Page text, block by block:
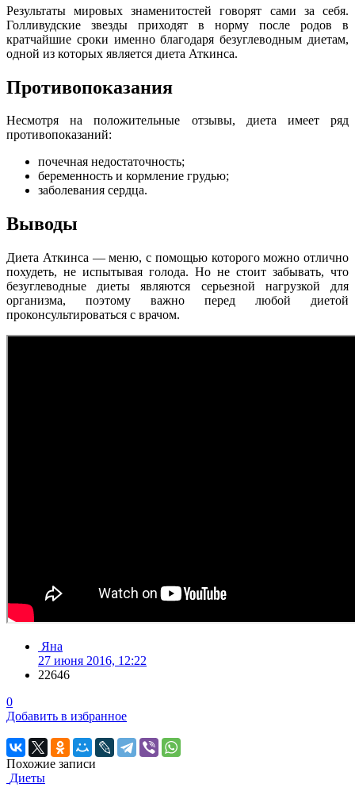
Результаты мировых знаменитостей говорят сами за себя.
Голливудские звезды приходят в норму после родов в
кратчайшие сроки именно благодаря безуглеводным диетам,
одной из которых является диета Аткинса.
Противопоказания
Несмотря на положительные отзывы, диета имеет ряд
противопоказаний:
почечная недостаточность;
беременность и кормление грудью;
заболевания сердца.
Выводы
Диета Аткинса — меню, с помощью которого можно отлично
похудеть, не испытывая голода. Но не стоит забывать, что
безуглеводные диеты являются серьезной нагрузкой для
организма, поэтому важно перед любой диетой
проконсультироваться с врачом.
Яна
27 июня 2016, 12:22
22646
0
Добавить в избранное
Похожие записи
Диеты